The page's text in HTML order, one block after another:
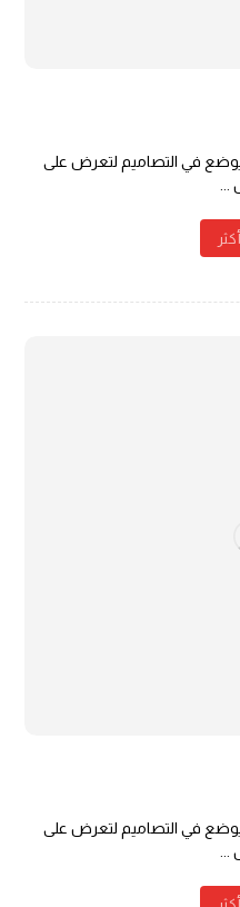
في التصاميم لتعرض على
في التصاميم لتعرض على